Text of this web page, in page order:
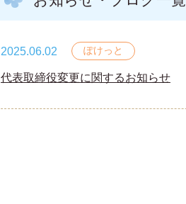
2025.06.02 ぽけっと
代表取締役変更に関するお知らせ